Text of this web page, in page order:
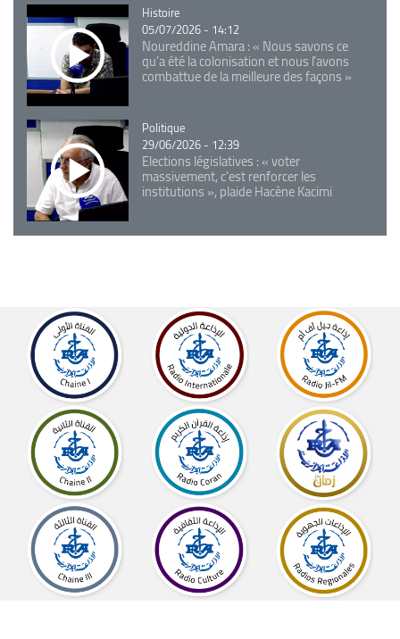
Catégorie
Histoire
05/07/2026 - 14:12
Noureddine Amara : « Nous savons ce
qu’a été la colonisation et nous l’avons
combattue de la meilleure des façons »
Catégorie
Politique
29/06/2026 - 12:39
Elections législatives : « voter
massivement, c'est renforcer les
institutions », plaide Hacène Kacimi